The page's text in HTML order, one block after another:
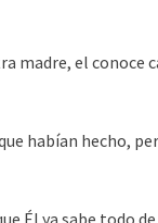
madre, el conoce
habían hecho,
Él ya sabe todo